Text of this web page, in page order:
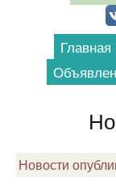
Главная
Новости